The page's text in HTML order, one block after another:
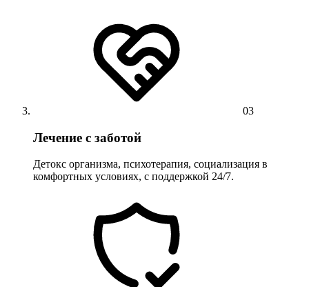
03
Лечение с заботой
Детокс организма, психотерапия, социализация в
комфортных условиях, с поддержкой 24/7.